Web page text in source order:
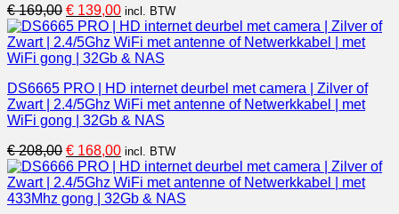
€169,00 Oorspronkelijke
prijs
was:
€ 169,00.
€ 139,00Huidige
prijs
is:
€ 139,00.
incl. BTW
DS6665 PRO | HD internet deurbel met camera | Zilver of
Zwart | 2.4/5Ghz WiFi met antenne of Netwerkkabel | met
WiFi gong | 32Gb & NAS
€208,00 Oorspronkelijke
prijs
was:
€ 208,00.
€ 168,00Huidige
prijs
is:
€ 168,00.
incl. BTW